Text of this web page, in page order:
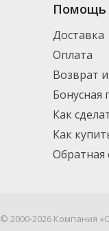
Помощь
Доставка
Оплата
Возврат
Бонусная
Как
Как
Обратная
© 2000-2026 Компания